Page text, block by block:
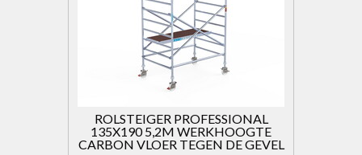
ROLSTEIGER PROFESSIONAL
135X190 5,2M WERKHOOGTE
CARBON VLOER TEGEN DE GEVEL